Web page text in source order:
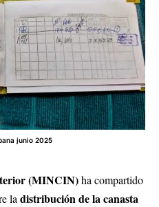
junio 2025
(MINCIN)ha compartido
ladistribución de la canasta